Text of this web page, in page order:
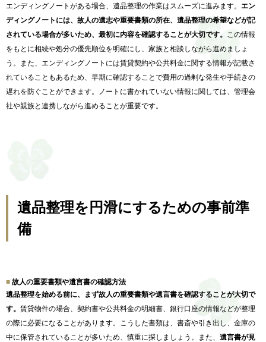
エンディングノートがある場合、 遺品整理の作業はスムーズに進みます。 エン
ディングノートには、 故人の遺志や重要書類の所在、 遺品整理の希望などが記
されている場合が多いため、 最初に内容を確認することが大切です。
この情報
をもとに相続や処分の優先順位を明確にし、 家族と相談しながら進めましょ
う。また、 エンディングノートには賃貸契約や公共料金に関する情報が記載さ
れていることもあるため、 早期に確認することで費用の過剰な発生や手続きの
遅れを防ぐことができます。ノートに書かれていない情報に関しては、 管理会
社や親族と連携しながら進めることが重要です。
遺品整理を円滑にするための事前準
備
故人の重要書類や遺言書の確認方法
遺品整理を始める前に、
まず故人の重要書類や遺言書を確認することが大切で
す。 賃貸物件の場合、契約書や公共料金の明細書、 銀行口座の情報などが整理
の際に必要になることがあります。
こうした書類は、書斎や引き出し、 金庫の
中に保管されていることが多いため、慎重に探しましょう。
また、 遺言書が見